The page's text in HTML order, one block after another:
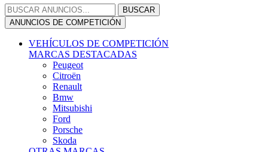
ANUNCIOS DE COMPETICIÓN
VEHÍCULOS DE COMPETICIÓN
MARCAS DESTACADAS
Peugeot
Citroën
Renault
Bmw
Mitsubishi
Ford
Porsche
Skoda
OTRAS MARCAS
Subaru